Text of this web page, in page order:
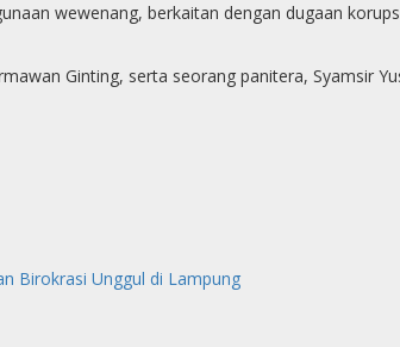
wewenang, berkaitan dengan dugaan
Ginting, serta seorang panitera, Syamsir
Birokrasi Unggul di Lampung